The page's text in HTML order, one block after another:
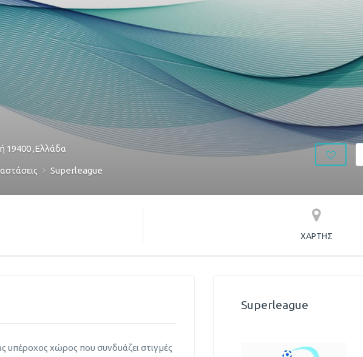
19400,Ελλάδα
Superleague
ΧΆΡΤΗΣ
υπέροχος χώρος που συνδυάζει στιγμές
Superleague